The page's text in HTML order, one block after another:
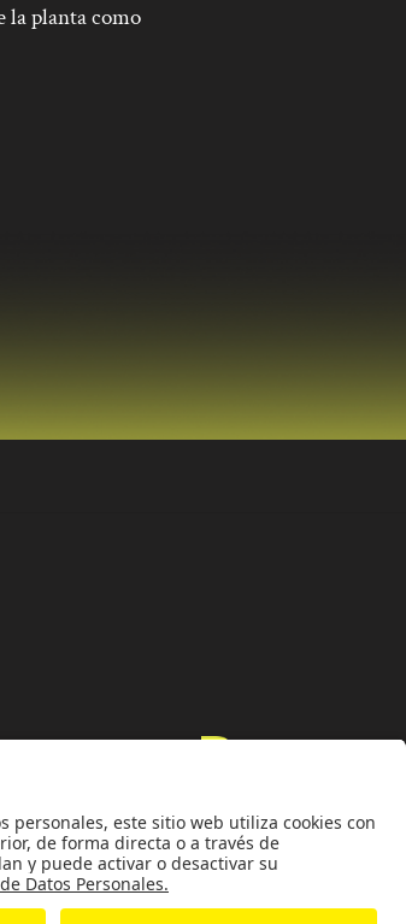
la planta como
de los Andes | Vigilada MinEducación
Decreto 1297 del 30 de mayo de 1964.